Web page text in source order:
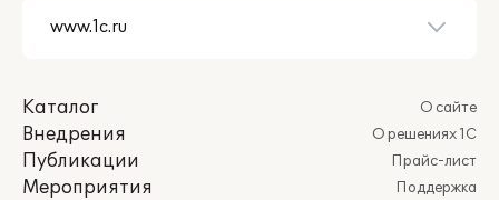
Каталог
Внедрения
Публикации
Мероприятия
О сайте
О решениях 1С
Прайс-лист
Поддержка